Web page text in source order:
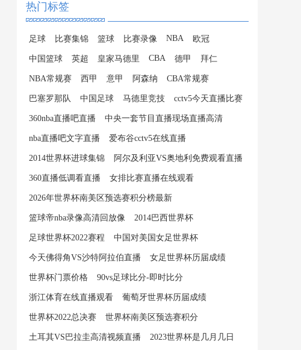
热门标签
足球 比赛集锦 篮球 比赛录像 NBA 欧冠
中国篮球 英超 皇家马德里 CBA 德甲 拜仁
NBA常规赛 西甲 意甲 阿森纳 CBA常规赛
巴塞罗那队 中国足球 马德里竞技 cctv5今天直播比赛
360nba直播吧直播 中央一套节目直播现场直播高清
nba直播吧文字直播 爱布谷cctv5在线直播
2014世界杯进球集锦 阿尔及利亚VS奥地利免费观看直播
360直播低调看直播 女排比赛直播在线观看
2026年世界杯南美区预选赛积分榜最新
篮球帝nba录像高清回放像 2014巴西世界杯
足球世界杯2022赛程 中国对美国女足世界杯
今天佛得角VS沙特阿拉伯直播 女足世界杯历届成绩
世界杯门票价格 90vs足球比分-即时比分
浙江体育在线直播观看 葡萄牙世界杯历届成绩
世界杯2022总决赛 世界杯南美区预选赛积分
土耳其VS巴拉圭高清视频直播 2023世界杯是几月几日